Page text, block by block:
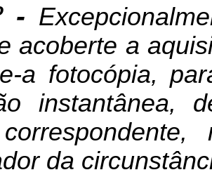
-
acoberte a
a fotocópia,
instantânea,
da